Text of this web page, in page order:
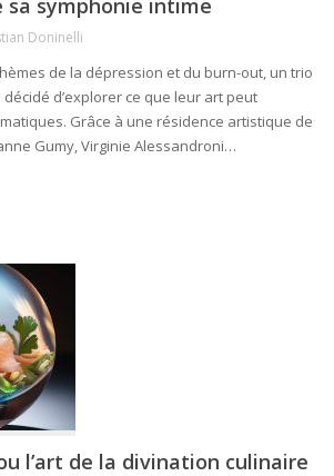
sa symphonie intime
Doninelli
de la dépression et du burn-out, un trio
décidé d’explorer ce que leur art peut
Grâce à une résidence artistique de
Gumy, Virginie Alessandroni…
l’art de la divination culinaire